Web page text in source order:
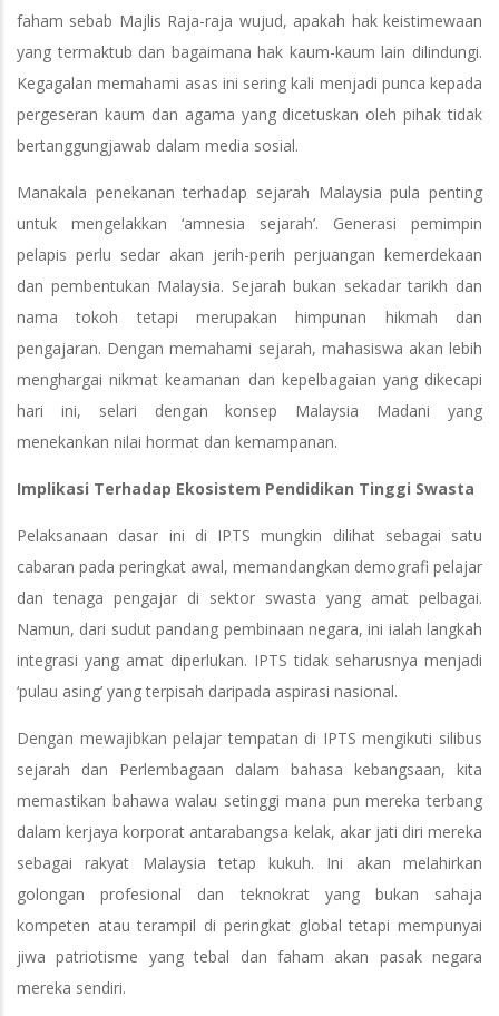
faham sebab Majlis Raja-raja wujud, apakah hak keistimewaan
yang termaktub dan bagaimana hak kaum-kaum lain dilindungi.
Kegagalan memahami asas ini sering kali menjadi punca kepada
pergeseran kaum dan agama yang dicetuskan oleh pihak tidak
bertanggungjawab dalam media sosial.
Manakala penekanan terhadap sejarah Malaysia pula penting
untuk mengelakkan ‘amnesia sejarah’. Generasi pemimpin
pelapis perlu sedar akan jerih-perih perjuangan kemerdekaan
dan pembentukan Malaysia. Sejarah bukan sekadar tarikh dan
nama tokoh tetapi merupakan himpunan hikmah dan
pengajaran. Dengan memahami sejarah, mahasiswa akan lebih
menghargai nikmat keamanan dan kepelbagaian yang dikecapi
hari ini, selari dengan konsep Malaysia Madani yang
menekankan nilai hormat dan kemampanan.
Implikasi Terhadap Ekosistem Pendidikan Tinggi Swasta
Pelaksanaan dasar ini di IPTS mungkin dilihat sebagai satu
cabaran pada peringkat awal, memandangkan demografi pelajar
dan tenaga pengajar di sektor swasta yang amat pelbagai.
Namun, dari sudut pandang pembinaan negara, ini ialah langkah
integrasi yang amat diperlukan. IPTS tidak seharusnya menjadi
‘pulau asing’ yang terpisah daripada aspirasi nasional.
Dengan mewajibkan pelajar tempatan di IPTS mengikuti silibus
sejarah dan Perlembagaan dalam bahasa kebangsaan, kita
memastikan bahawa walau setinggi mana pun mereka terbang
dalam kerjaya korporat antarabangsa kelak, akar jati diri mereka
sebagai rakyat Malaysia tetap kukuh. Ini akan melahirkan
golongan profesional dan teknokrat yang bukan sahaja
kompeten atau terampil di peringkat global tetapi mempunyai
jiwa patriotisme yang tebal dan faham akan pasak negara
mereka sendiri.